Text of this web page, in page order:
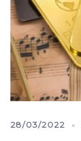
28/03/2022